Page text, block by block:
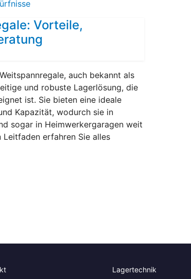
Vorteile,
auch bekannt als
und robuste Lagerlösung, die
ist. Sie bieten eine ideale
Kapazität, wodurch sie in
sogar in Heimwerkergaragen weit
erfahren Sie alles
Lagertechnik